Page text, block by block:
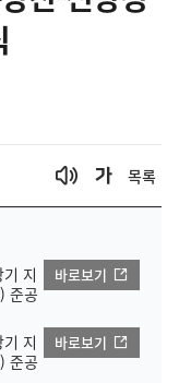
목록
지
준공
바로보기
지
준공
바로보기